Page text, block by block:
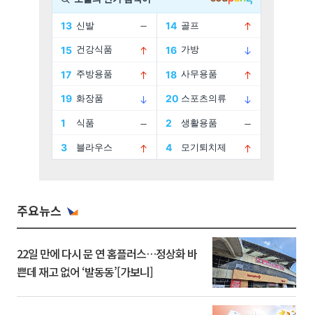
주요뉴스
22일 만에 다시 문 연 홈플러스…정상화 바
쁜데 재고 없어 ‘발동동’[가보니]